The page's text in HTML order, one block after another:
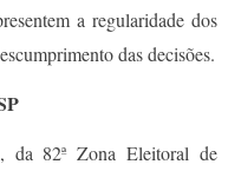
a regularidade dos
das decisões.
da 82ª Zona Eleitoral de